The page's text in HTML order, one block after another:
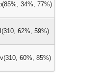
34%, 77%)
62%, 59%)
60%, 85%)